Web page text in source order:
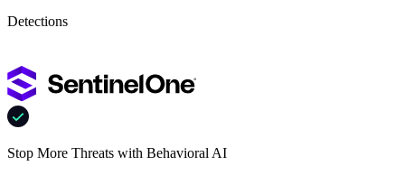
Detections
Stop More Threats with Behavioral AI